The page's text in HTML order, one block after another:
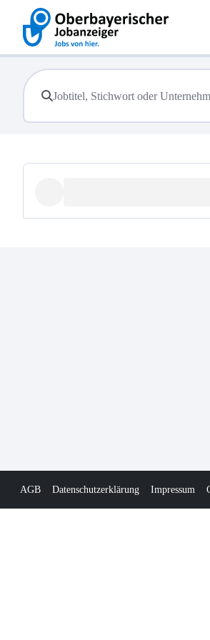
AGB Datenschutzerklärung Impressum